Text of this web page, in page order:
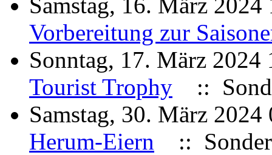
Vorbereitung zur
Sonntag, 17. März 2024
Tourist Trophy
::
Samstag, 30. März
Herum-Eiern
::